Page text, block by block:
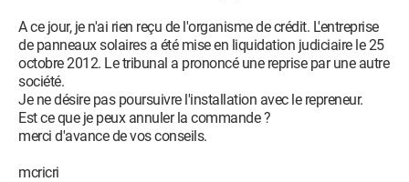
A ce jour, je n'ai rien reçu de l'organisme de crédit. L'entreprise
de panneaux solaires a été mise en liquidation judiciaire le 25
octobre 2012. Le tribunal a prononcé une reprise par une autre
société.
Je ne désire pas poursuivre l'installation avec le repreneur.
Est ce que je peux annuler la commande ?
merci d'avance de vos conseils.
mcricri